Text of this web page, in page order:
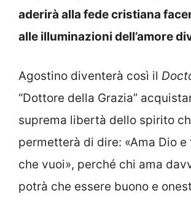
aderirà alla fede cristiana
alle illuminazioni dell’amore
Agostino diventerà così il
“Dottore della Grazia”
suprema libertà dello spirito
permetterà di dire: «Ama Dio e
che vuoi», perché chi ama
potrà che essere buono e